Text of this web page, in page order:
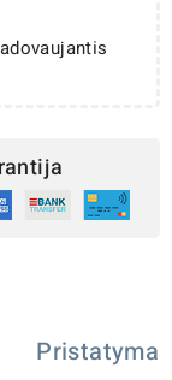
Pristatymas